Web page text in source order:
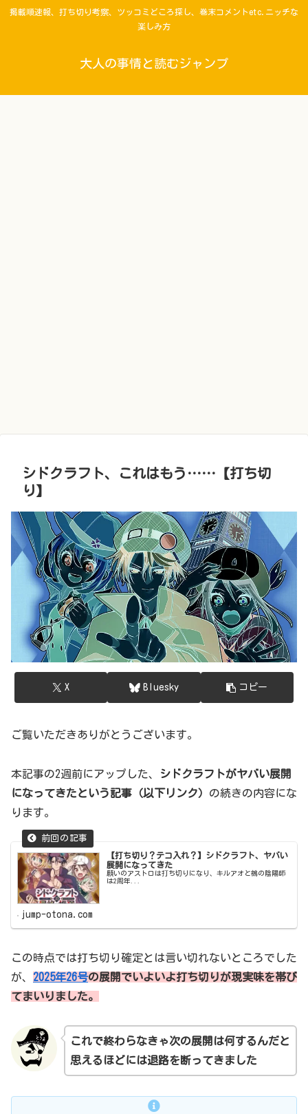
掲載順速報、打ち切り考察、ツッコミどころ探し、巻末コメントetc.ニッチな
楽しみ方
大人の事情と読むジャンプ
シドクラフト、これはもう……【打ち切
り】
X Bluesky コピー
ご覧いただきありがとうございます。
本記事の2週前にアップした、
シドクラフトがヤバい展開
になってきたという記事（以下リンク） の続きの内容にな
ります。
【打ち切り？テコ入れ？】シドクラフト、ヤバい
展開になってきた
願いのアストロは打ち切りになり、キルアオと鵺の陰陽師
は2周年...
jump-otona.com
この時点では打ち切り確定とは言い切れないところでした
が、 2025年26号の展開でいよいよ打ち切りが現実味を帯び
てまいりました。
これで終わらなきゃ次の展開は何するんだと
思えるほどには退路を断ってきました